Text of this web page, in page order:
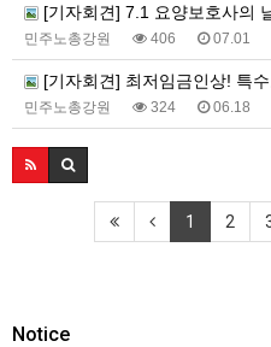
[기자회견] 7.1 요양보호사의
민주노총강원 406 07.01
[기자회견] 최저임금인상! 특수고용,플랫폼
민주노총강원 324 06.18
1 2
Notice